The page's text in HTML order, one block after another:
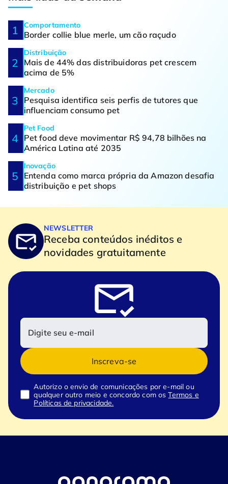
Comportamento
Border collie blue merle, um cão raçudo
Distribuição
Mais de 44% das distribuidoras pet crescem
acima de 5%
Mercado
Pesquisa identifica seis perfis de tutores que
influenciam consumo pet
Pet Food
Pet food deve movimentar R$ 94,78 bilhões na
América Latina até 2035
Inovação
Entenda como marca própria da Amazon desafia
distribuição e pet shops
NEWSLETTER
Receba conteúdos inéditos e
novidades gratuitamente
Inscreva-se
Autorizo o envio de comunicações por e-mail ou
qualquer outro meio e concordo com osTermos e
Políticas de privacidade.